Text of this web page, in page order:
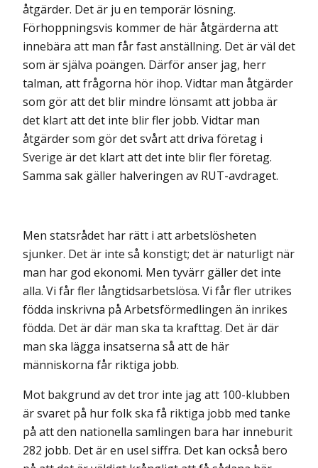
åtgärder. Det är ju en temporär lösning.
Förhoppningsvis kommer de här åtgärderna att
innebära att man får fast anställning. Det är väl det
som är själva poängen. Därför anser jag, herr
talman, att frågorna hör ihop. Vidtar man åtgärder
som gör att det blir mindre lönsamt att jobba är
det klart att det inte blir fler jobb. Vidtar man
åtgärder som gör det svårt att driva företag i
Sverige är det klart att det inte blir fler företag.
Samma sak gäller halveringen av RUT-avdraget.
Men statsrådet har rätt i att arbetslösheten
sjunker. Det är inte så konstigt; det är naturligt när
man har god ekonomi. Men tyvärr gäller det inte
alla. Vi får fler långtidsarbetslösa. Vi får fler utrikes
födda inskrivna på Arbetsförmedlingen än inrikes
födda. Det är där man ska ta krafttag. Det är där
man ska lägga insatserna så att de här
människorna får riktiga jobb.
Mot bakgrund av det tror inte jag att 100-klubben
är svaret på hur folk ska få riktiga jobb med tanke
på att den nationella samlingen bara har inneburit
282 jobb. Det är en usel siffra. Det kan också bero